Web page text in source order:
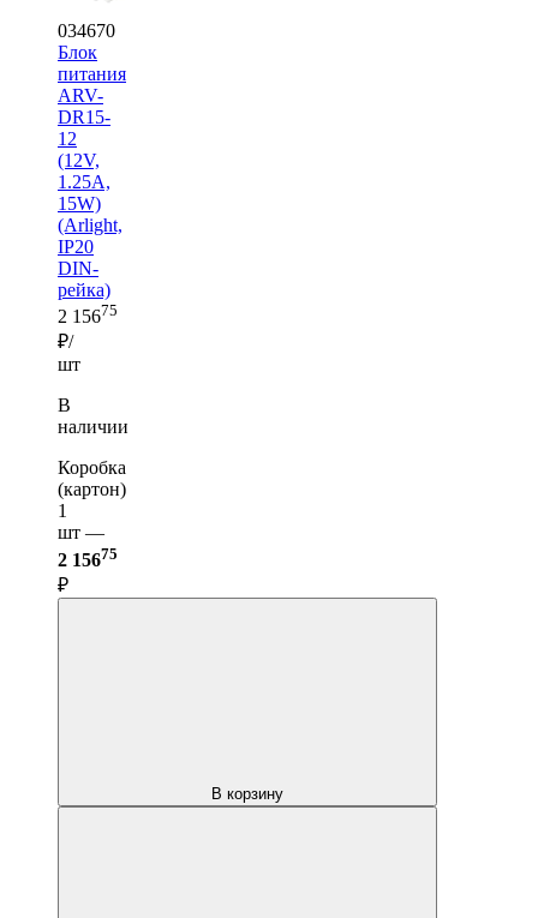
034670
Блок
питания
ARV-
DR15-
12
(12V,
1.25A,
15W)
(Arlight,
IP20
DIN-
рейка)
2 15675
₽/
шт
В
наличии
Коробка
(картон)
1
шт —
2 15675
₽
В корзину